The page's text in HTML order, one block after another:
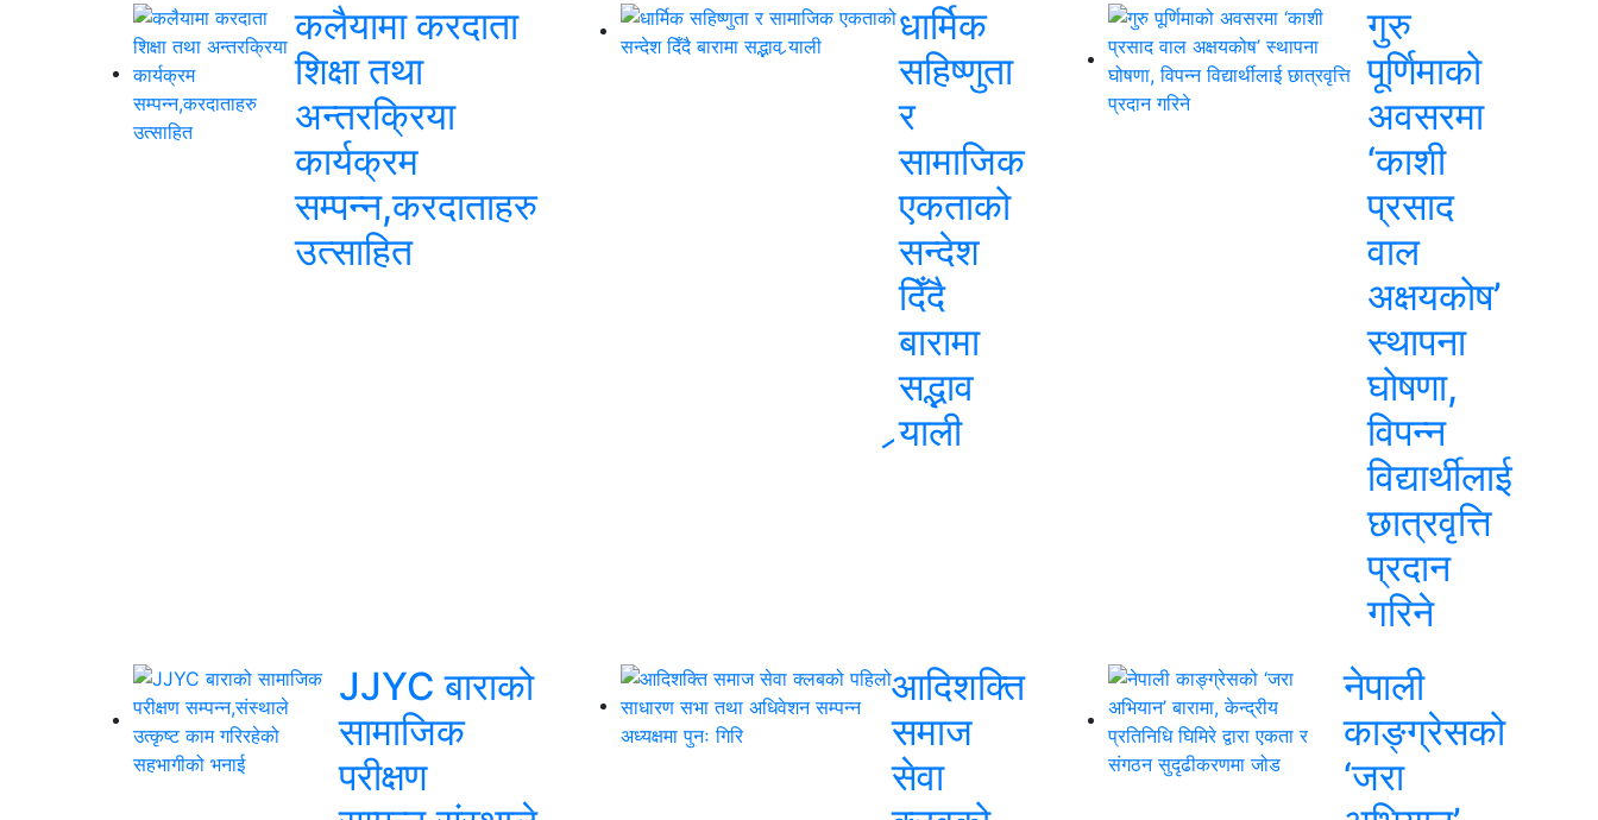
कलैयामा करदाता
शिक्षा तथा
अन्तरक्रिया
कार्यक्रम
सम्पन्न,करदाताहरु
उत्साहित
धार्मिक
सहिष्णुता
र
सामाजिक
एकताको
सन्देश
दिँदै
बारामा
सद्भाव
र्‍याली
गुरु
पूर्णिमाको
अवसरमा
‘काशी
प्रसाद
वाल
अक्षयकोष’
स्थापना
घोषणा,
विपन्न
विद्यार्थीलाई
छात्रवृत्ति
प्रदान
गरिने
JJYC बाराको
सामाजिक
परीक्षण
आदिशक्ति
समाज
सेवा
नेपाली
काङ्ग्रेसको
‘जरा